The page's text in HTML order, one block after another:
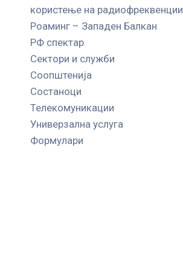
користење на радиофреквенции
Роаминг – Западен Балкан
РФ спектар
Сектори и служби
Соопштенија
Состаноци
Телекомуникации
Универзална услуга
Формулари